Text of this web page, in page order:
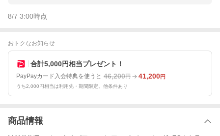
8/7 3:00時点
おトクなお知らせ
合計5,000円相当プレゼント！
PayPayカード入会特典を使うと 46,200円 41,200円
うち2,000円相当は利用先・期間限定。他条件あり
商品情報